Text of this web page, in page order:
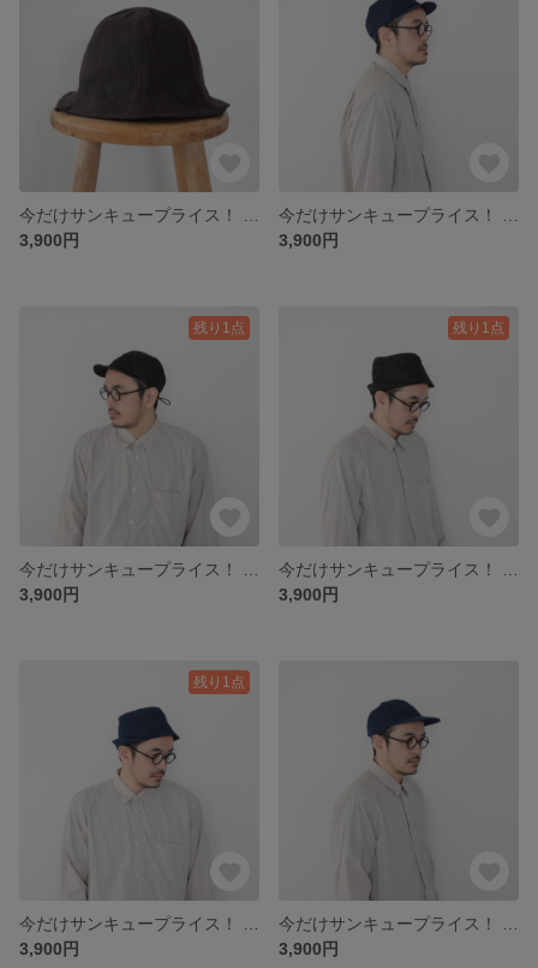
3,900円
3,900円
残り1点
3,900円
残り1点
3,900円
残り1点
3,900円
3,900円